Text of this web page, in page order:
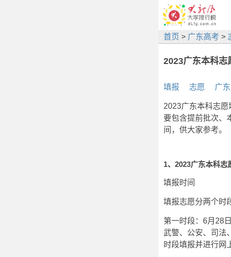
首页 > 广东高考 >
2023广东本科志
填报 志愿 广东
2023广东本科志
要包含提前批次、
间，供大家参考。
1、2023广东本科志
填报时间
填报志愿分两个时
第一时段：6月28
武警、公安、司法
时段填报并进行网